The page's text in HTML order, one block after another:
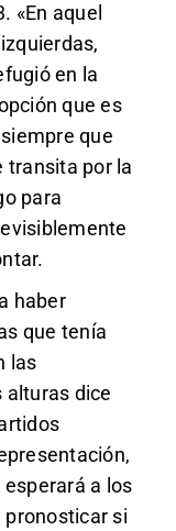
«En aquel
en la
que es
que
transita por la
para
haber
que tenía
las
alturas dice
a los
si